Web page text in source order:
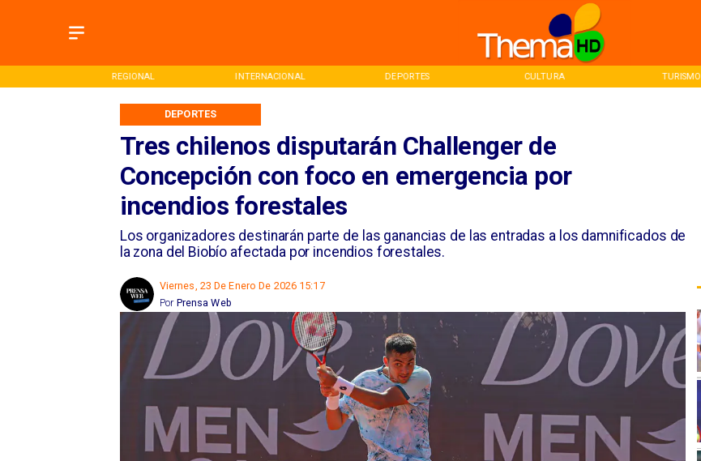
REGIONAL INTERNACIONAL DEPORTES CULTURA TURISMO
Tres chilenos disputarán Challenger de
Concepción con foco en emergencia por
incendios forestales
Los organizadores destinarán parte de las ganancias de las entradas a los damnificados de
la zona del Biobío afectada por incendios forestales.
DEPORTES
Viernes, 23 De Enero De 2026 15:17
Prensa Web
Por